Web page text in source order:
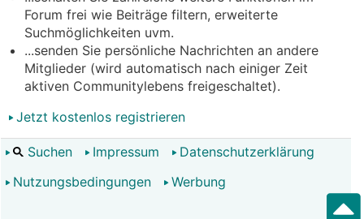
Forum frei wie Beiträge filtern, erweiterte
Suchmöglichkeiten uvm.
...senden Sie persönliche Nachrichten an andere
Mitglieder (wird automatisch nach einiger Zeit
aktiven Communitylebens freigeschaltet).
Jetzt kostenlos registrieren
Suchen Impressum
Datenschutzerklärung
Nutzungsbedingungen
Werbung